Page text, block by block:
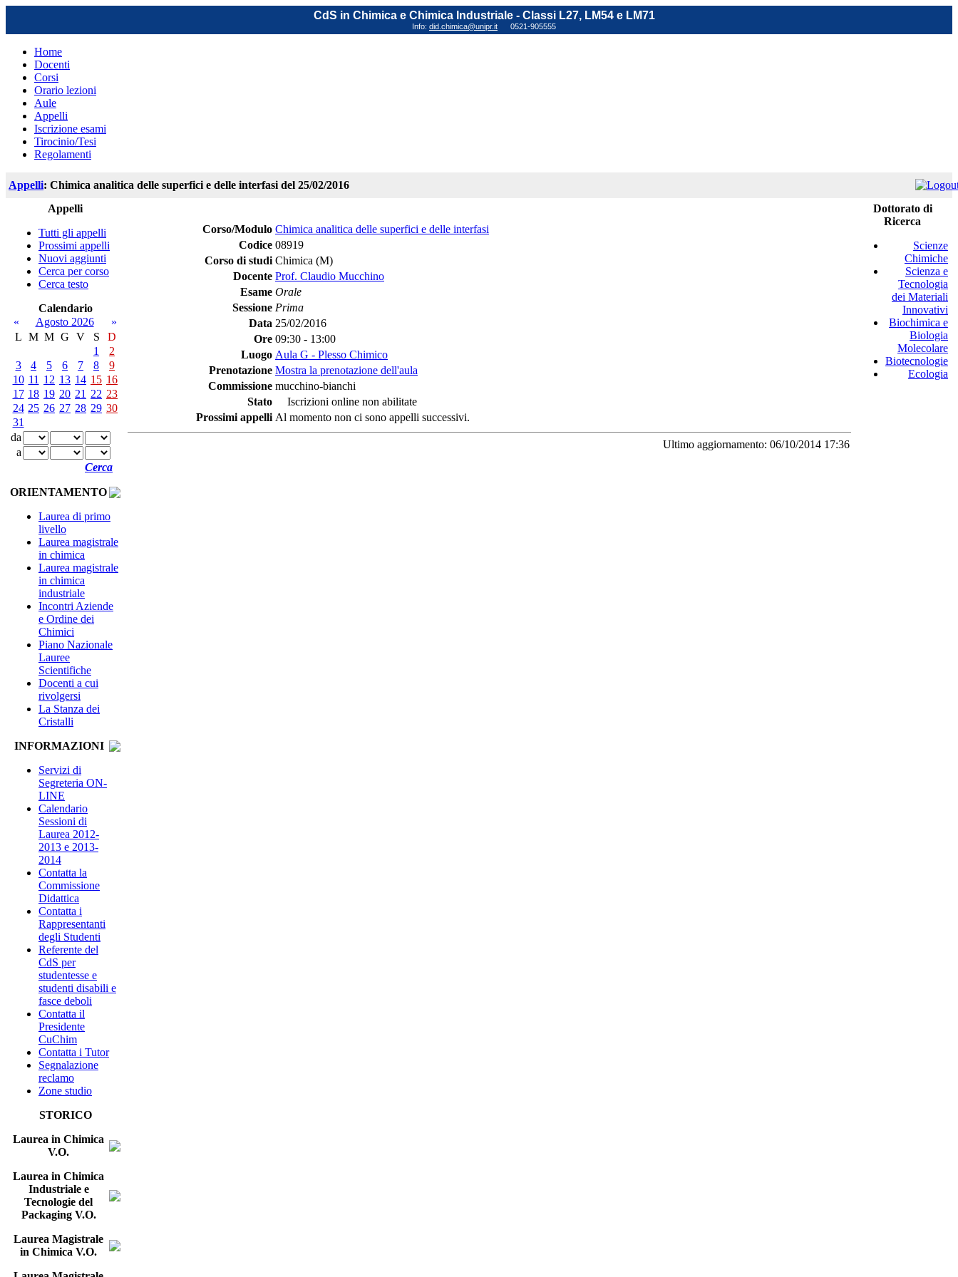
CdS in Chimica e Chimica Industriale - Classi L27, LM54 e LM71
Info: did.chimica@unipr.it 0521-905555
Home
Docenti
Corsi
Orario lezioni
Aule
Appelli
Iscrizione esami
Tirocinio/Tesi
Regolamenti
Appelli: Chimica analitica delle superfici e delle interfasi del 25/02/2016
Appelli
Tutti gli appelli
Prossimi appelli
Nuovi aggiunti
Cerca per corso
Cerca testo
Calendario
«
Agosto 2026
»
L M M G V S
D
1
2
3
4 5 6 7 8
9
10 11 12 13 14 15 16
17 18 19 20 21 22 23
24 25 26 27 28 29 30
31
da
a
Cerca
ORIENTAMENTO
Laurea di primo
livello
Laurea magistrale
in chimica
Laurea magistrale
in chimica
industriale
Incontri Aziende
e Ordine dei
Chimici
Piano Nazionale
Lauree
Scientifiche
Docenti a cui
rivolgersi
La Stanza dei
Cristalli
INFORMAZIONI
Servizi di
Segreteria ON-
LINE
Calendario
Sessioni di
Laurea 2012-
2013 e 2013-
2014
Contatta la
Commissione
Didattica
Contatta i
Rappresentanti
degli Studenti
Referente del
CdS per
studentesse e
studenti disabili e
fasce deboli
Contatta il
Presidente
CuChim
Contatta i Tutor
Segnalazione
reclamo
Zone studio
STORICO
Laurea in Chimica
V.O.
Laurea in Chimica
Industriale e
Tecnologie del
Packaging V.O.
Laurea Magistrale
in Chimica V.O.
Corso/Modulo Chimica analitica delle superfici e delle interfasi
Codice 08919
Corso di studi Chimica (M)
Docente Prof. Claudio Mucchino
Esame Orale
Sessione Prima
Data 25/02/2016
Ore 09:30 - 13:00
Luogo Aula G - Plesso Chimico
Prenotazione Mostra la prenotazione dell'aula
Commissione mucchino-bianchi
Stato
Iscrizioni online non abilitate
Prossimi appelli Al momento non ci sono appelli successivi.
Ultimo aggiornamento: 06/10/2014 17:36
Dottorato di
Ricerca
Scienze
Chimiche
Scienza e
Tecnologia
dei Materiali
Innovativi
Biochimica e
Biologia
Molecolare
Biotecnologie
Ecologia